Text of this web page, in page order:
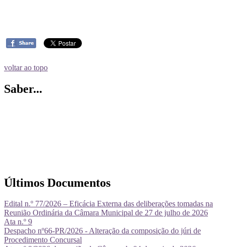
voltar ao topo
Saber...
Últimos Documentos
Edital n.º 77/2026 – Eficácia Externa das deliberações tomadas na
Reunião Ordinária da Câmara Municipal de 27 de julho de 2026
Ata n.º 9
Despacho nº66-PR/2026 - Alteração da composição do júri de
Procedimento Concursal